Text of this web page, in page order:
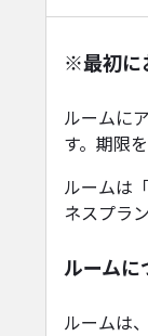
※最初に
ルームに
す。期限
ルームは
ネスプラ
ルームに
ルームは